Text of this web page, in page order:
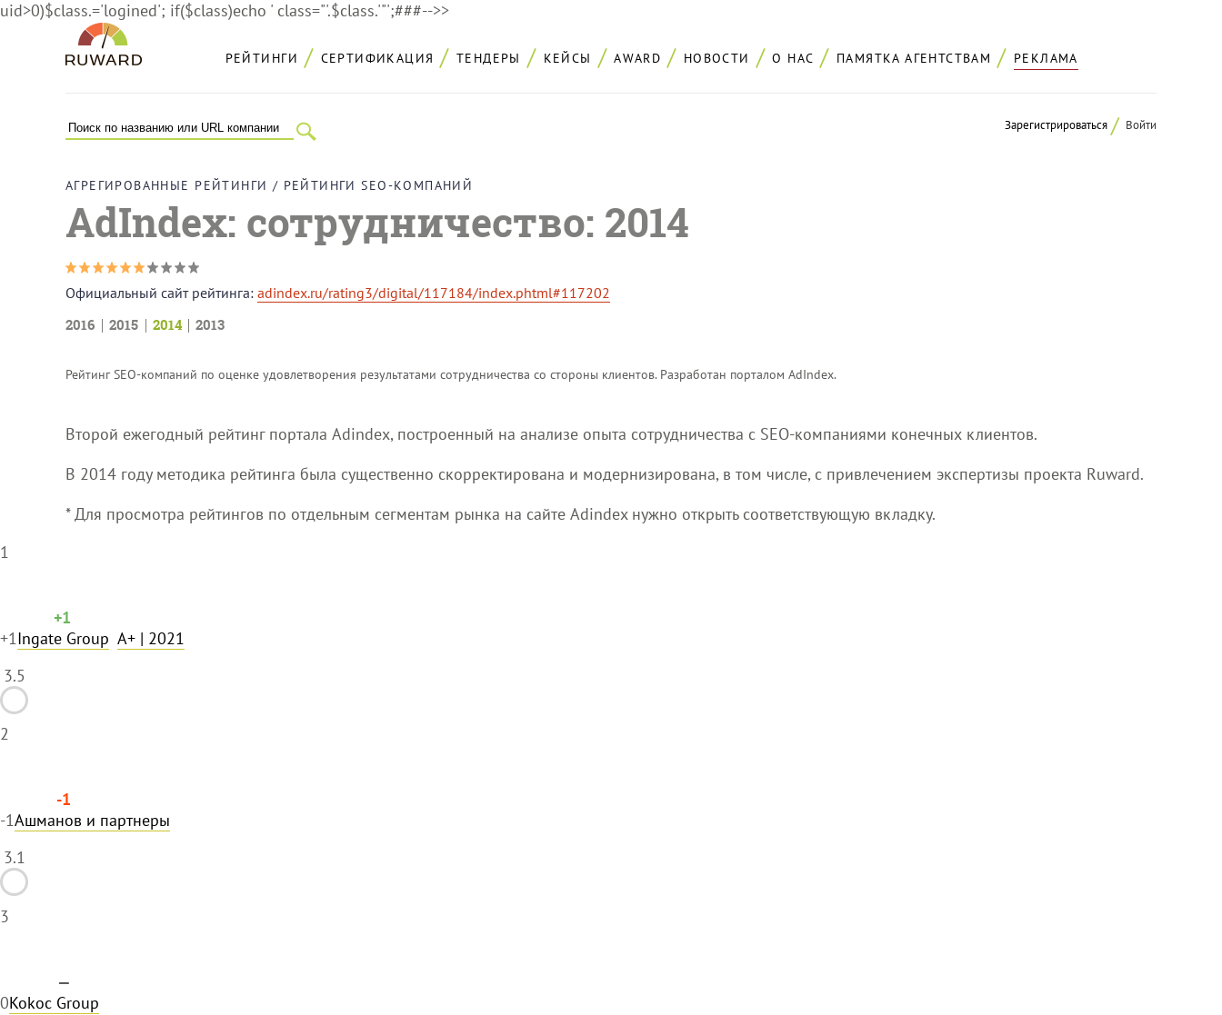
uid>0)$class.='logined'; if($class)echo ' class="'.$class.'"';###-->>
РЕЙТИНГИ СЕРТИФИКАЦИЯ ТЕНДЕРЫ КЕЙСЫ AWARD НОВОСТИ О НАС ПАМЯТКА АГЕНТСТВАМ РЕКЛАМА
Зарегистрироваться Войти
АГРЕГИРОВАННЫЕ РЕЙТИНГИ / РЕЙТИНГИ SEО-КОМПАНИЙ
AdIndex: сотрудничество: 2014
Официальный сайт рейтинга: adindex.ru/rating3/digital/117184/index.phtml#117202
2016
2015 2014 2013
Рейтинг SEO-компаний по оценке удовлетворения результатами сотрудничества со стороны клиентов. Разработан порталом AdIndex.
Второй ежегодный рейтинг портала Adindex, построенный на анализе опыта сотрудничества с SEO-компаниями конечных клиентов.
В 2014 году методика рейтинга была существенно скорректирована и модернизирована, в том числе, с привлечением экспертизы проекта Ruward.
* Для просмотра рейтингов по отдельным сегментам рынка на сайте Adindex нужно открыть соответствующую вкладку.
1
+1
+1Ingate Group A+ | 2021
3.5
2
-1
-1Ашманов и партнеры
3.1
3
—
0Kokoc Group